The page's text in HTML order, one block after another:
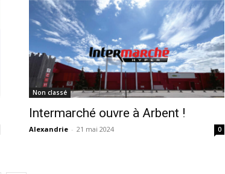
Non classé
Intermarché ouvre à Arbent !
Alexandrie - 21 mai 2024 0